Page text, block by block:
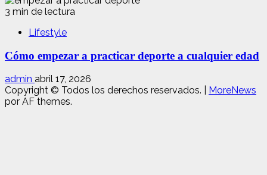
3 min de lectura
Lifestyle
Cómo empezar a practicar deporte a cualquier edad
admin abril 17, 2026
Copyright © Todos los derechos reservados.
MoreNews
por AF themes.